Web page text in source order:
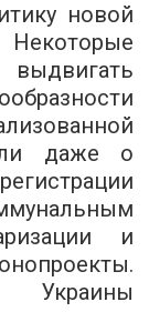
новой
даже о
и
Украины